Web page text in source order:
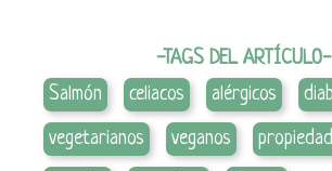
-TAGS DEL ARTÍCULO-
Salmón
celiacos alérgicos
vegetarianos veganos